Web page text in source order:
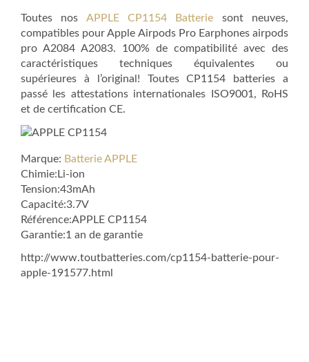
Toutes nos APPLE CP1154 Batterie sont neuves,
compatibles pour Apple Airpods Pro Earphones airpods
pro A2084 A2083. 100% de compatibilité avec des
caractéristiques techniques équivalentes ou
supérieures à l’original! Toutes CP1154 batteries a
passé les attestations internationales ISO9001, RoHS
et de certification CE.
Marque: Batterie APPLE
Chimie:Li-ion
Tension:43mAh
Capacité:3.7V
Référence:APPLE CP1154
Garantie:1 an de garantie
http://www.toutbatteries.com/cp1154-batterie-pour-
apple-191577.html